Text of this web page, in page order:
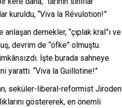
kuruldu, “Viva la Révulotion!”
dernekler, “çıplak kral”ı ve
devrim de “öfke” olmuştu.
İşte burada sahneye
yarattı. “Viva la Guillotine!”
seküler-liberal-reformist Jiroden
göstererek, en önemli